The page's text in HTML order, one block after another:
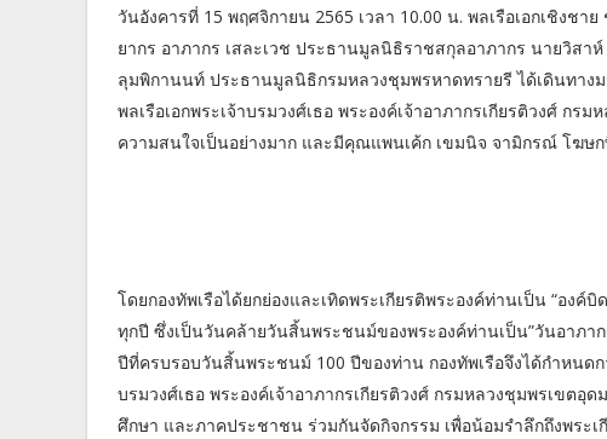
วันอังคารที่ 15 พฤศจิกายน 2565 เวลา 10.00 น. พลเรือเอกเชิงช
ยากร อาภากร เสละเวช ประธานมูลนิธิราชสกุลอาภากร นายวิสา
ลุมพิกานนท์ ประธานมูลนิธิกรมหลวงชุมพรหาดทรายรี ได้เดินทา
พลเรือเอกพระเจ้าบรมวงศ์เธอ พระองค์เจ้าอาภากรเกียรติวงศ์ ก
ความสนใจเป็นอย่างมาก และมีคุณแพนเค้ก เขมนิจ จามิกรณ์ โฆษก
โดยกองทัพเรือได้ยกย่องและเทิดพระเกียรติพระองค์ท่านเป็น “อง
ทุกปี ซึ่งเป็นวันคล้ายวันสิ้นพระชนม์ของพระองค์ท่านเป็น”วันอาภา
ปีที่ครบรอบวันสิ้นพระชนม์ 100 ปีของท่าน กองทัพเรือจึงได้กำหนด
บรมวงศ์เธอ พระองค์เจ้าอาภากรเกียรติวงศ์ กรมหลวงชุมพรเขต
ศึกษา และภาคประชาชน ร่วมกันจัดกิจกรรม เพื่อน้อมรำลึกถึงพร